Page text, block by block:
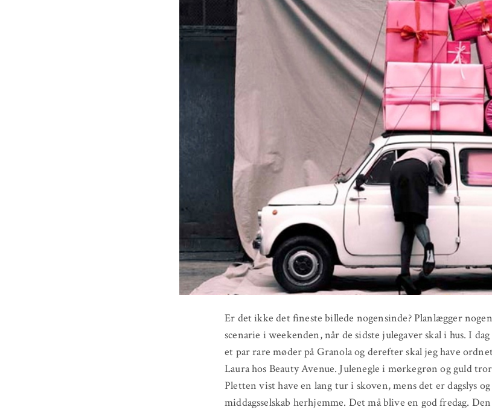
Er det ikke det fineste billede nogensinde? Planlægger
scenarie i weekenden, når de sidste julegaver skal i hus. I
et par rare møder på Granola og derefter skal jeg have
Laura hos Beauty Avenue. Julenegle i mørkegrøn og guld tror
Pletten vist have en lang tur i skoven, mens det er dagslys
middagsselskab herhjemme. Det må blive en god fredag.